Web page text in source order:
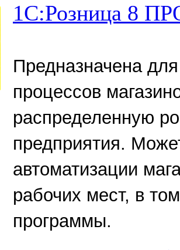
1С:Розница 8
Предназначена
процессов
распределенную
предприятия.
автоматизации
рабочих мест, в
программы.